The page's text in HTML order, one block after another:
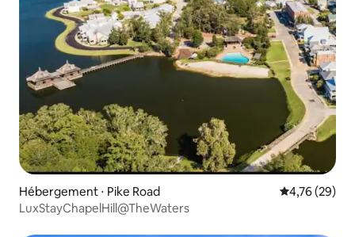
Hébergement ⋅ Pike Road Évaluation
4,76 (29)
LuxStayChapelHill@TheWaters